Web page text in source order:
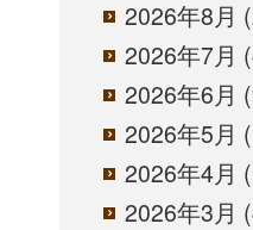
2026年8月
2026年7月
2026年6月
2026年5月
2026年4月
2026年3月